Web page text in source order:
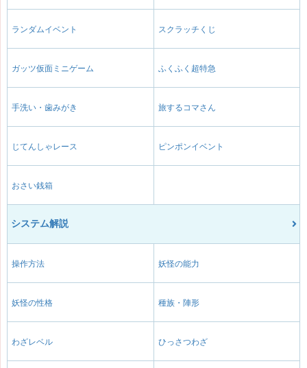
ランダムイベント スクラッチくじ
ガッツ仮面ミニゲーム ふくふく超特急
手洗い・歯みがき 旅するコマさん
じてんしゃレース ピンポンイベント
おさい銭箱
システム解説
操作方法 妖怪の能力
妖怪の性格 種族・陣形
わざレベル ひっさつわざ